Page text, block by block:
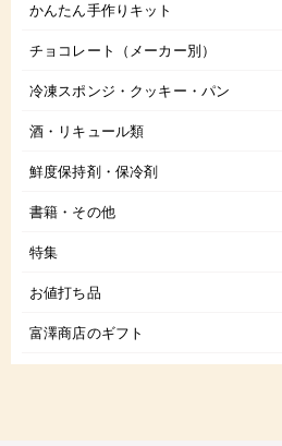
かんたん手作りキット
チョコレート（メーカー別）
冷凍スポンジ・クッキー・パン
酒・リキュール類
鮮度保持剤・保冷剤
書籍・その他
特集
お値打ち品
富澤商店のギフト